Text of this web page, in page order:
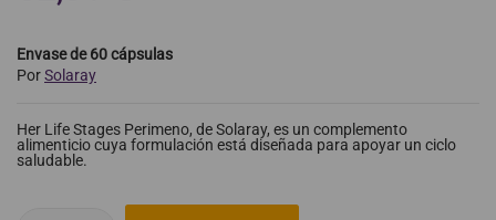
Envase de 60 cápsulas
PorSolaray
Her Life Stages Perimeno, de Solaray, es un complemento
alimenticio cuya formulación está diseñada para apoyar un ciclo
saludable.